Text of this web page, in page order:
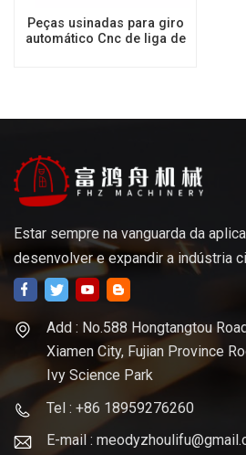
Peças usinadas para giro
automático Cnc de liga de
Estar sempre na vanguarda da
desenvolver e expandir a indústria
Add : No.588 Hongtangtou
Xiamen City, Fujian Province
Ivy Science Park
Tel : +86 18959276260
E-mail :